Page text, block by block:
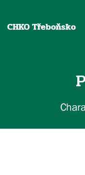
CHKO Třeboňsko